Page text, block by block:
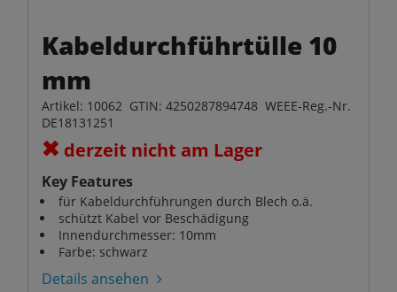
Kabeldurchführtülle 10
mm
Artikel: 10062 GTIN: 4250287894748 WEEE-Reg.-Nr.
DE18131251
derzeit nicht am Lager
Key Features
für Kabeldurchführungen durch Blech o.ä.
schützt Kabel vor Beschädigung
Innendurchmesser: 10mm
Farbe: schwarz
Details ansehen